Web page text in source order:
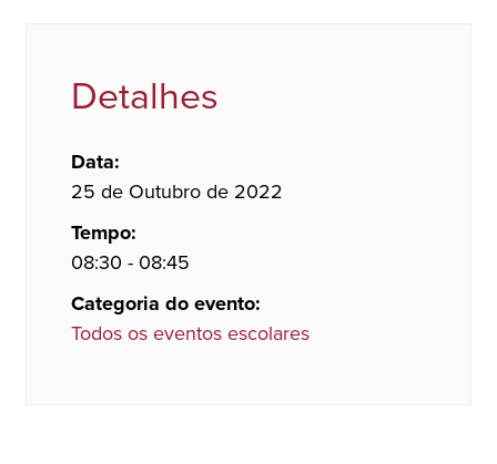
Detalhes
Data:
25 de Outubro de 2022
Tempo:
08:30 - 08:45
Categoria do evento:
Todos os eventos escolares